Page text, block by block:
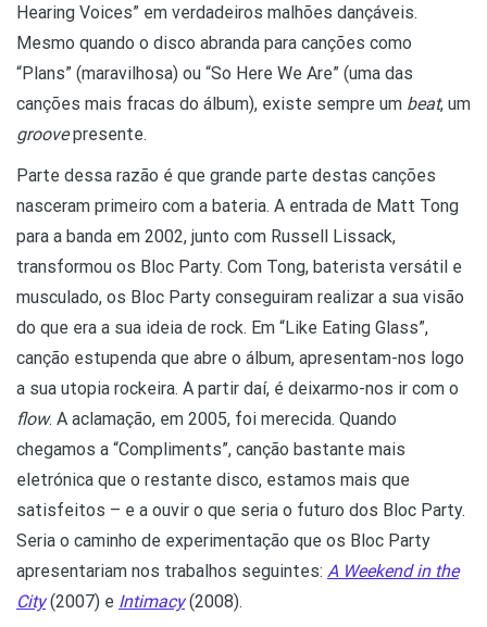
Hearing Voices” em verdadeiros malhões dançáveis.
Mesmo quando o disco abranda para canções como
“Plans” (maravilhosa) ou “So Here We Are” (uma das
canções mais fracas do álbum), existe sempre um beat, um
groovepresente.
Parte dessa razão é que grande parte destas canções
nasceram primeiro com a bateria. A entrada de Matt Tong
para a banda em 2002, junto com Russell Lissack,
transformou os Bloc Party. Com Tong, baterista versátil e
musculado, os Bloc Party conseguiram realizar a sua visão
do que era a sua ideia de rock. Em “Like Eating Glass”,
canção estupenda que abre o álbum, apresentam-nos logo
a sua utopia rockeira. A partir daí, é deixarmo-nos ir com o
flow. A aclamação, em 2005, foi merecida. Quando
chegamos a “Compliments”, canção bastante mais
eletrónica que o restante disco, estamos mais que
satisfeitos – e a ouvir o que seria o futuro dos Bloc Party.
Seria o caminho de experimentação que os Bloc Party
apresentariam nos trabalhos seguintes: A Weekend in the
City (2007) e Intimacy (2008).